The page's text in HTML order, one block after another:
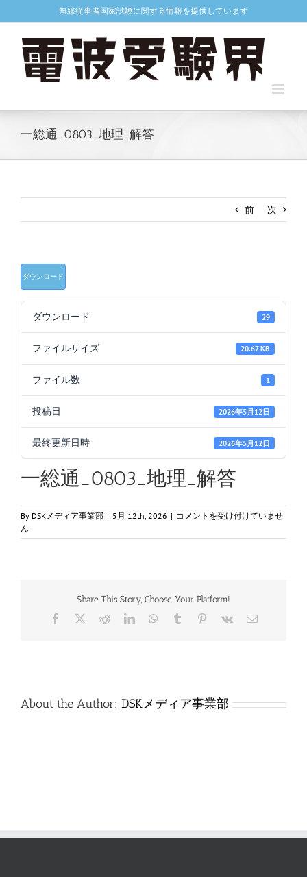
to
無線従事者国家試験に関する情報を提供しています
一総通_0803_地理_解答
前 次
ダウンロード
ダウンロード 29
ファイルサイズ 20.67 KB
ファイル数 1
投稿日 2026年5月12日
最終更新日時 2026年5月12日
一総通_0803_地理_解答
By DSKメディア事業部 | 5月 12th, 2026 | 一
通
解
答
は
コメントを受け付けていませ
ん
Share This Story, Choose Your Platform!
Facebook RedditLinkedInWhatsApp
Tumblr Pinterest
Vk
電
About the Author: DSKメディア事業部